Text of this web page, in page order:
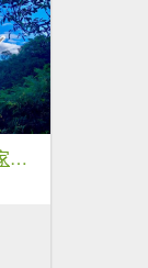
阿蓮五虎兄弟之瑪家三兄妹來回縱走